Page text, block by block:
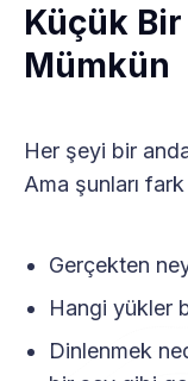
Küçük
Mümkün
Her şeyi bir
Ama şunları
Gerçekten
Hangi yükler
Dinlenmek